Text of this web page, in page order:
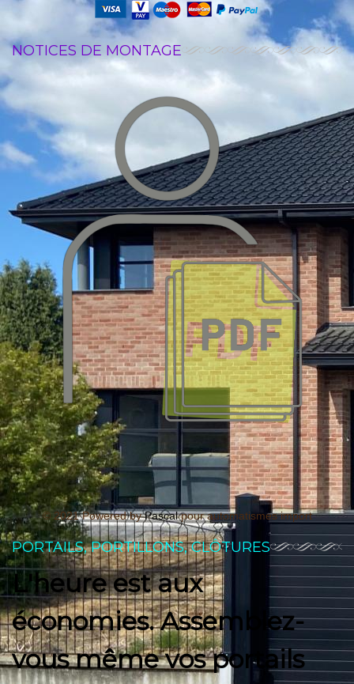
NOTICES DE MONTAGE
© 2021 Powered byPascalpour automatismes import
PORTAILS, PORTILLONS, CLÔTURES
L'heure est aux
économies. Assemblez-
vous même vos portails